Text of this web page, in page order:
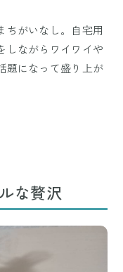
ちがいなし。自宅用
しながらワイワイや
題になって盛り上が
な贅沢